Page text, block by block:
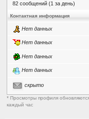
82 сообщений (1 за день)
Контактная информация
Нет данных
Нет данных
Нет данных
Нет данных
скрыто
* Просмотры профиля
каждый час